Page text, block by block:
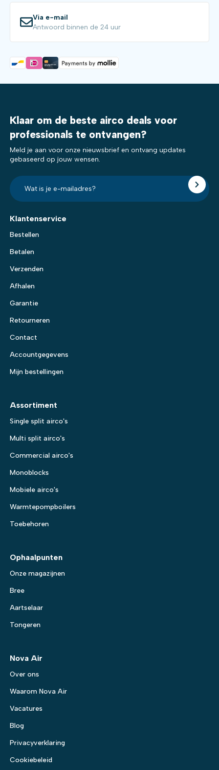
Via e-mail
Antwoord binnen de 24 uur
Klaar om de beste airco deals voor
professionals te ontvangen?
Meld je aan voor onze nieuwsbrief en ontvang updates
gebaseerd op jouw wensen.
E-
mailadres?
*
Klantenservice
Bestellen
Betalen
Verzenden
Afhalen
Garantie
Retourneren
Contact
Accountgegevens
Mijn bestellingen
Assortiment
Single split airco's
Multi split airco's
Commercial airco's
Monoblocks
Mobiele airco's
Warmtepompboilers
Toebehoren
Ophaalpunten
Onze magazijnen
Bree
Aartselaar
Tongeren
Nova Air
Over ons
Waarom Nova Air
Vacatures
Blog
Privacyverklaring
Cookiebeleid